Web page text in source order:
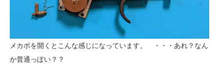
メカボを開くとこんな感じになっています。 ・・・あれ？なん
か普通っぽい？？